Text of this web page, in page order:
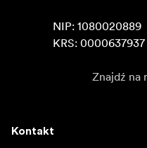
NIP: 1080020889
KRS: 0000637937
Znajdź na
Kontakt